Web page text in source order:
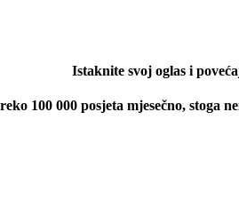
Istaknite svoj oglas i
100 000 posjeta mjesečno, stoga